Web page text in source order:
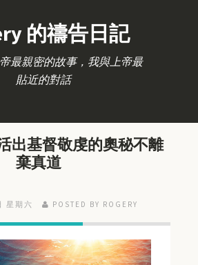
的禱告日記
最親密的故事，我與上帝最
貼近的對話
出基督敬虔的奧秘不離
棄真道
星期六 POSTED BY ROGERY